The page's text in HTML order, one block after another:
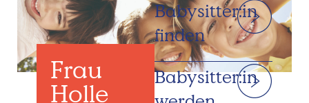
Frau
Holle
Babysitter:in
finden
Babysitter:in